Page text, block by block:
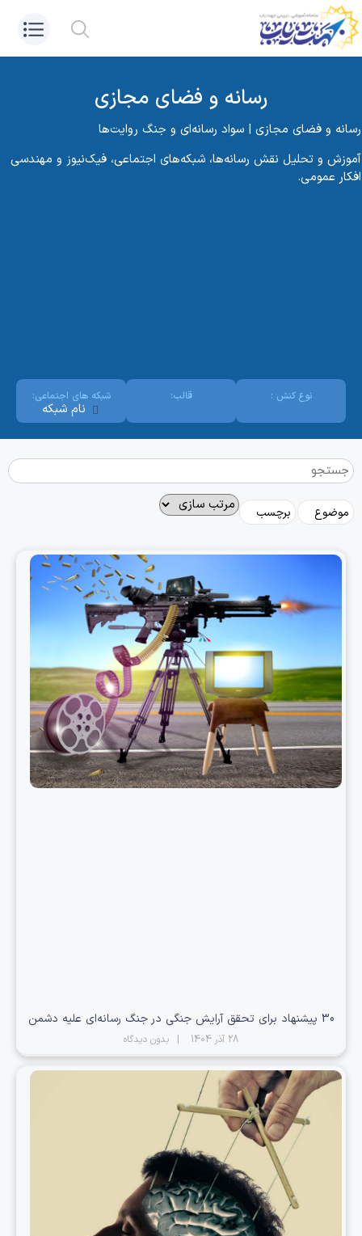
رسانه و فضای مجازی
رسانه و فضای مجازی | سواد رسانه‌ای و جنگ روایت‌ها
آموزش و تحلیل نقش رسانه‌ها، شبکه‌های اجتماعی، فیک‌نیوز و مهندسی
افکار عمومی.
نوع کنش : قالب: شبکه های اجتماعی:
نام شبکه
30 پیشنهاد برای تحقق آرایش جنگی در جنگ رسانه‌ای علیه دشمن
28 آذر 1404 بدون دیدگاه